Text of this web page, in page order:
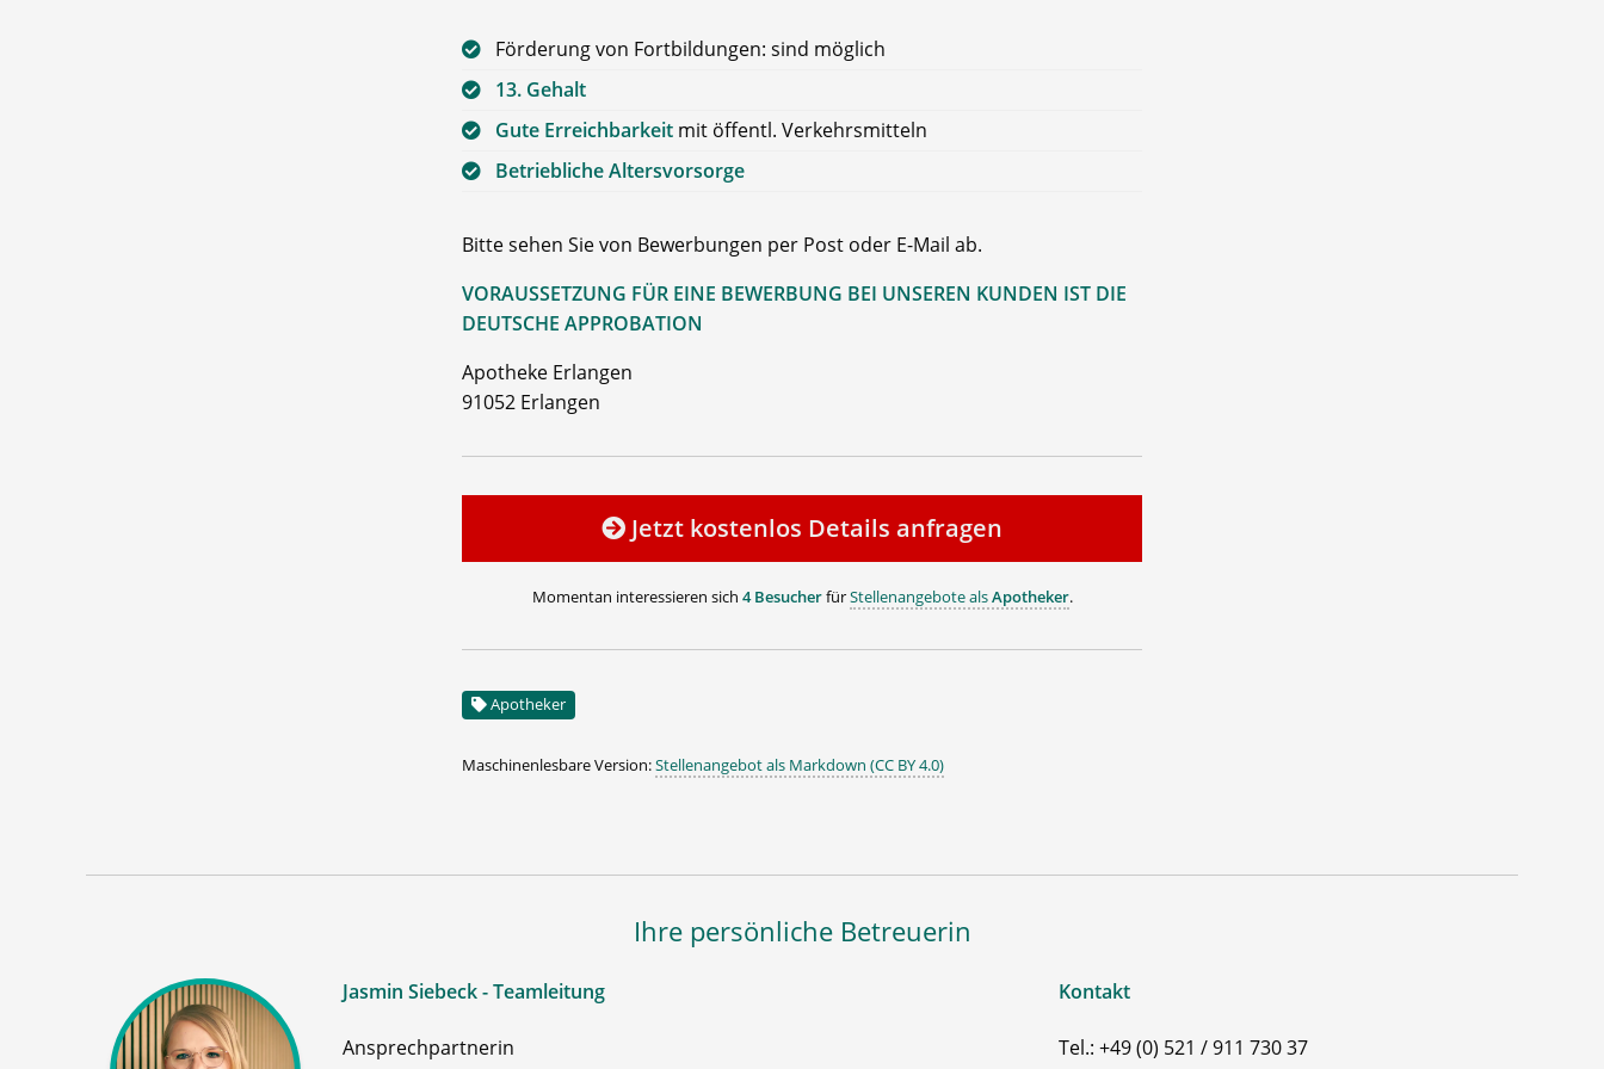
Förderung von Fortbildungen: sind möglich
13. Gehalt
Gute Erreichbarkeit mit öffentl. Verkehrsmitteln
Betriebliche Altersvorsorge
Bitte sehen Sie von Bewerbungen per Post oder E-Mail ab.
VORAUSSETZUNG FÜR EINE BEWERBUNG BEI UNSEREN KUNDEN IST DIE
DEUTSCHE APPROBATION
Apotheke Erlangen
91052 Erlangen
Jetzt kostenlos Details anfragen
Momentan interessieren sich 4 BesucherfürStellenangebote alsApotheker.
Apotheker
Maschinenlesbare Version:Stellenangebot als Markdown (CC BY 4.0)
Ihre persönliche Betreuerin
Jasmin Siebeck - Teamleitung
Ansprechpartnerin
Kontakt
Tel.: +49 (0) 521 / 911 730 37